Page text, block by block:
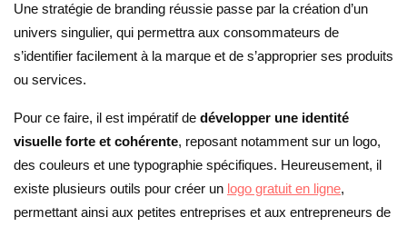
Une stratégie de branding réussie passe par la création d’un
univers singulier, qui permettra aux consommateurs de
s’identifier facilement à la marque et de s’approprier ses produits
ou services.
Pour ce faire, il est impératif de développer une identité
visuelle forte et cohérente, reposant notamment sur un logo,
des couleurs et une typographie spécifiques. Heureusement, il
existe plusieurs outils pour créer un logo gratuit en ligne,
permettant ainsi aux petites entreprises et aux entrepreneurs de